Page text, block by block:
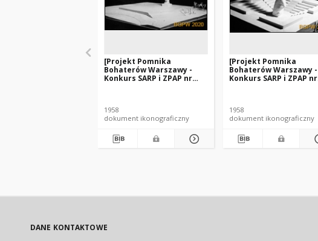
[Projekt Pomnika
Bohaterów Warszawy -
Konkurs SARP i ZPAP nr
1958
dokument ikonograficzny
[Projekt Pomnika
Bohaterów Warszawy -
Konkurs SARP i ZPAP nr
1958
dokument ikonograficzny
DANE KONTAKTOWE